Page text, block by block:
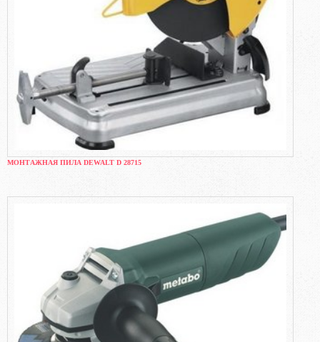
МОНТАЖНАЯ ПИЛА DEWALT D 28715